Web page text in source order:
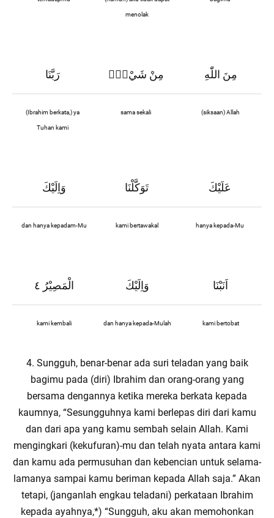
menolak
رَبَّنَا مِنْ شَيْءٍۗ مِنَ اللّٰهِ
(Ibrahim berkata,) ya
Tuhan kami
sama sekali (siksaan) Allah
وَاِلَيْكَ تَوَكَّلْنَا عَلَيْكَ
dan hanya kepadam-Mu kami bertawakal hanya kepada-Mu
الْمَصِيْرُ ٤ وَاِلَيْكَ اَنَبْنَا
kami kembali dan hanya kepada-Mulah kami bertobat
4. Sungguh, benar-benar ada suri teladan yang baik
bagimu pada (diri) Ibrahim dan orang-orang yang
bersama dengannya ketika mereka berkata kepada
kaumnya, “Sesungguhnya kami berlepas diri dari kamu
dan dari apa yang kamu sembah selain Allah. Kami
mengingkari (kekufuran)-mu dan telah nyata antara kami
dan kamu ada permusuhan dan kebencian untuk selama-
lamanya sampai kamu beriman kepada Allah saja.” Akan
tetapi, (janganlah engkau teladani) perkataan Ibrahim
kepada ayahnya,*) “Sungguh, aku akan memohonkan